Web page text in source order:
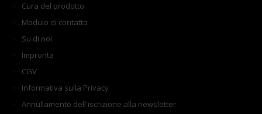
Cura del prodotto
Modulo di contatto
Su di noi
Impronta
CGV
Informativa sulla Privacy
Annullamento dell'iscrizione alla newsletter